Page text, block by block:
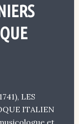
LES
ITALIEN
et